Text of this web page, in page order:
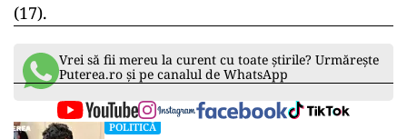
(17).
Vrei să fii mereu la curent cu toate știrile? Urmărește
Puterea.ro și pe canalul de WhatsApp
POLITICĂ